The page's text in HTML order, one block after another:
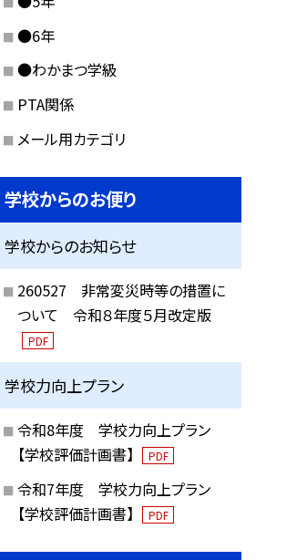
●6年
●わかまつ学級
PTA関係
メール用カテゴリ
学校からのお便り
学校からのお知らせ
260527 非常変災時等の措置に
ついて 令和８年度５月改定版
PDF
学校力向上プラン
令和8年度 学校力向上プラン
【学校評価計画書】
PDF
令和7年度 学校力向上プラン
【学校評価計画書】
PDF